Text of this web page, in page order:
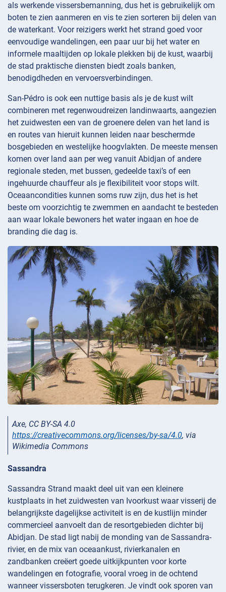
als werkende vissersbemanning, dus het is gebruikelijk om
boten te zien aanmeren en vis te zien sorteren bij delen van
de waterkant. Voor reizigers werkt het strand goed voor
eenvoudige wandelingen, een paar uur bij het water en
informele maaltijden op lokale plekken bij de kust, waarbij
de stad praktische diensten biedt zoals banken,
benodigdheden en vervoersverbindingen.
San-Pédro is ook een nuttige basis als je de kust wilt
combineren met regenwoudreizen landinwaarts, aangezien
het zuidwesten een van de groenere delen van het land is
en routes van hieruit kunnen leiden naar beschermde
bosgebieden en westelijke hoogvlakten. De meeste mensen
komen over land aan per weg vanuit Abidjan of andere
regionale steden, met bussen, gedeelde taxi’s of een
ingehuurde chauffeur als je flexibiliteit voor stops wilt.
Oceaancondities kunnen soms ruw zijn, dus het is het
beste om voorzichtig te zwemmen en aandacht te besteden
aan waar lokale bewoners het water ingaan en hoe de
branding die dag is.
Axe, CC BY-SA 4.0
https://creativecommons.org/licenses/by-sa/4.0, via
Wikimedia Commons
Sassandra
Sassandra Strand maakt deel uit van een kleinere
kustplaats in het zuidwesten van Ivoorkust waar visserij de
belangrijkste dagelijkse activiteit is en de kustlijn minder
commercieel aanvoelt dan de resortgebieden dichter bij
Abidjan. De stad ligt nabij de monding van de Sassandra-
rivier, en de mix van oceaankust, rivierkanalen en
zandbanken creëert goede uitkijkpunten voor korte
wandelingen en fotografie, vooral vroeg in de ochtend
wanneer vissersboten terugkeren. Je vindt ook sporen van